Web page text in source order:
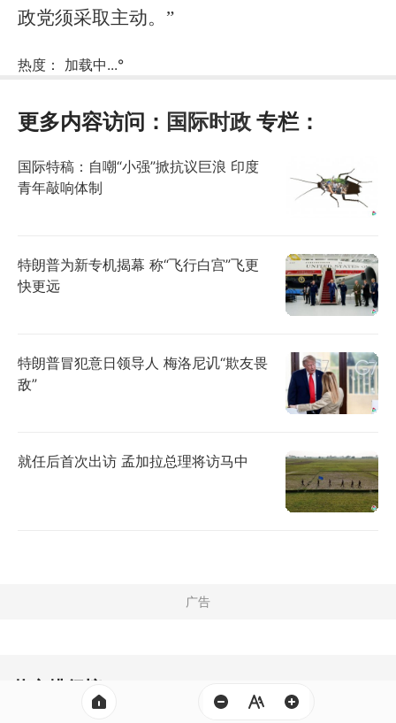
政党须采取主动。”
热度： 加载中...°
更多内容访问： 国际时政 专栏：
国际特稿：自嘲“小强”掀抗议巨浪 印度
青年敲响体制
特朗普为新专机揭幕 称“飞行白宫”飞更
快更远
特朗普冒犯意日领导人 梅洛尼讥“欺友畏
敌”
就任后首次出访 孟加拉总理将访马中
热文排行榜